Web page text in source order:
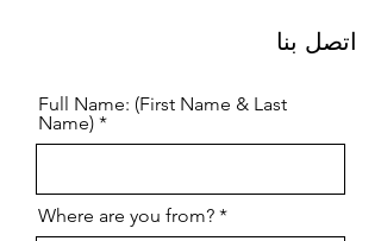
اتصل بنا
Full Name: (First Name & Last
Name)
Where are you from?